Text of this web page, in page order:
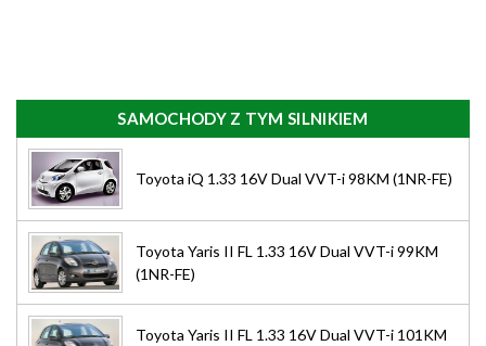
SAMOCHODY Z TYM SILNIKIEM
Toyota iQ 1.33 16V Dual VVT-i 98KM (1NR-FE)
Toyota Yaris II FL 1.33 16V Dual VVT-i 99KM
(1NR-FE)
Toyota Yaris II FL 1.33 16V Dual VVT-i 101KM